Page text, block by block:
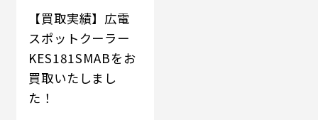
【買取実績】広電
スポットクーラー
KES181SMABをお
買取いたしまし
た！